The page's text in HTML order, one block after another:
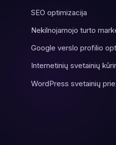
SEO optimizacija
Nekilnojamojo turto
Google verslo profilio
Internetinių svetainių
WordPress svetainių